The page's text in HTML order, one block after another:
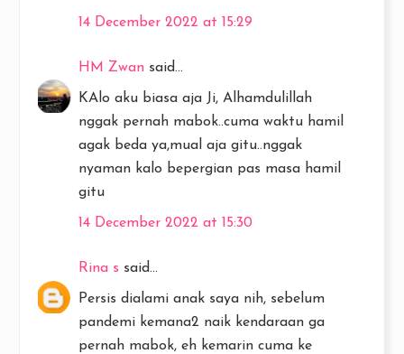
14 December 2022 at 15:29
HM Zwan said...
KAlo aku biasa aja Ji, Alhamdulillah
nggak pernah mabok..cuma waktu hamil
agak beda ya,mual aja gitu..nggak
nyaman kalo bepergian pas masa hamil
gitu
14 December 2022 at 15:30
Rina s said...
Persis dialami anak saya nih, sebelum
pandemi kemana2 naik kendaraan ga
pernah mabok, eh kemarin cuma ke